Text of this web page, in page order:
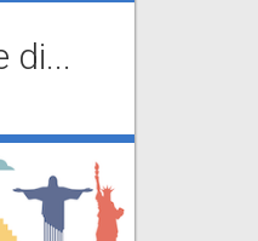
di...